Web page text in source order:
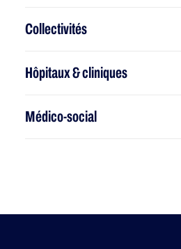
Collectivités
Hôpitaux & cliniques
Médico-social